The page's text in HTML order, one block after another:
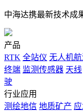
中海达携最新技术成
产品
RTK 全站仪 无人机航
终端 监测传感器 天线
驶
行业应用
测绘地信 地质矿产